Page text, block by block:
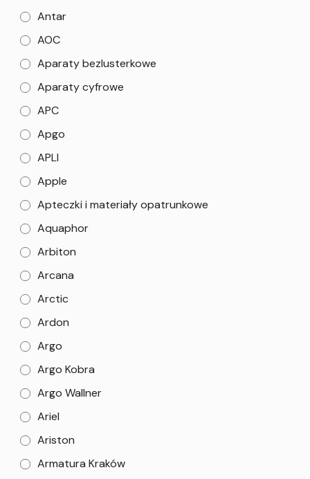
Antar
AOC
Aparaty bezlusterkowe
Aparaty cyfrowe
APC
Apgo
APLI
Apple
Apteczki i materiały opatrunkowe
Aquaphor
Arbiton
Arcana
Arctic
Ardon
Argo
Argo Kobra
Argo Wallner
Ariel
Ariston
Armatura Kraków